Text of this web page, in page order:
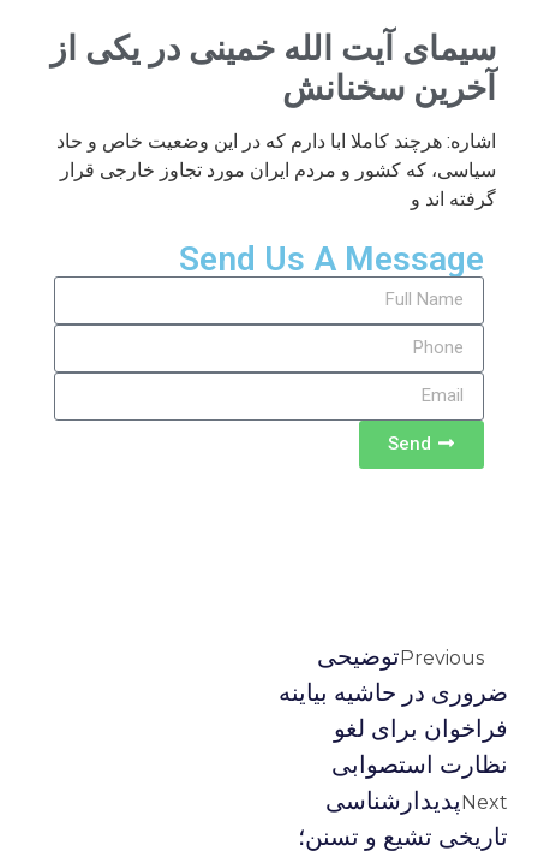
سیمای آیت الله خمینی در یکی از
آخرین سخنانش
اشاره: هرچند کاملا ابا دارم که در این وضعیت خاص و حاد
سیاسی، که کشور و مردم ایران مورد تجاوز خارجی قرار
گرفته اند و
Send Us A Message
Send
Previousتوضیحی
ضروری در حاشیه بیاینه
فراخوان برای لغو
نظارت استصوابی
Nextپدیدارشناسی
تاریخی تشیع و تسنن؛